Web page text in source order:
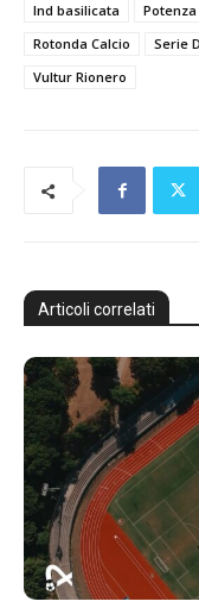
lnd basilicata
Potenza
Rotonda Calcio
Serie D
Vultur Rionero
Articoli correlati